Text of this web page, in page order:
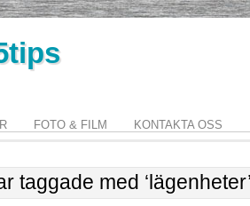
FOTO & FILM KONTAKTA OSS
taggade med